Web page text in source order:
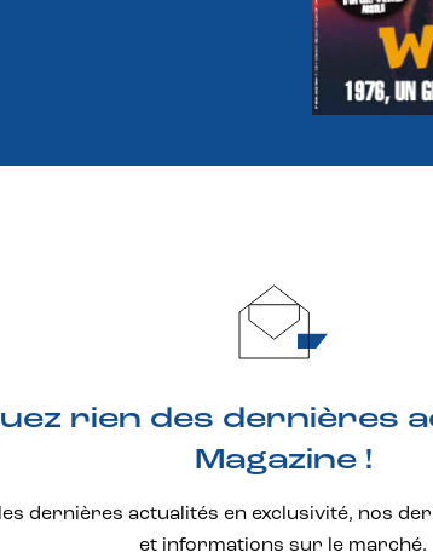
rien des dernières
Magazine !
dernières actualités en exclusivité, nos
et informations sur le marché.